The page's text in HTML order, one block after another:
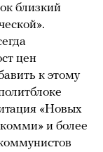
близкий
цен
к этому
«Новых
и более